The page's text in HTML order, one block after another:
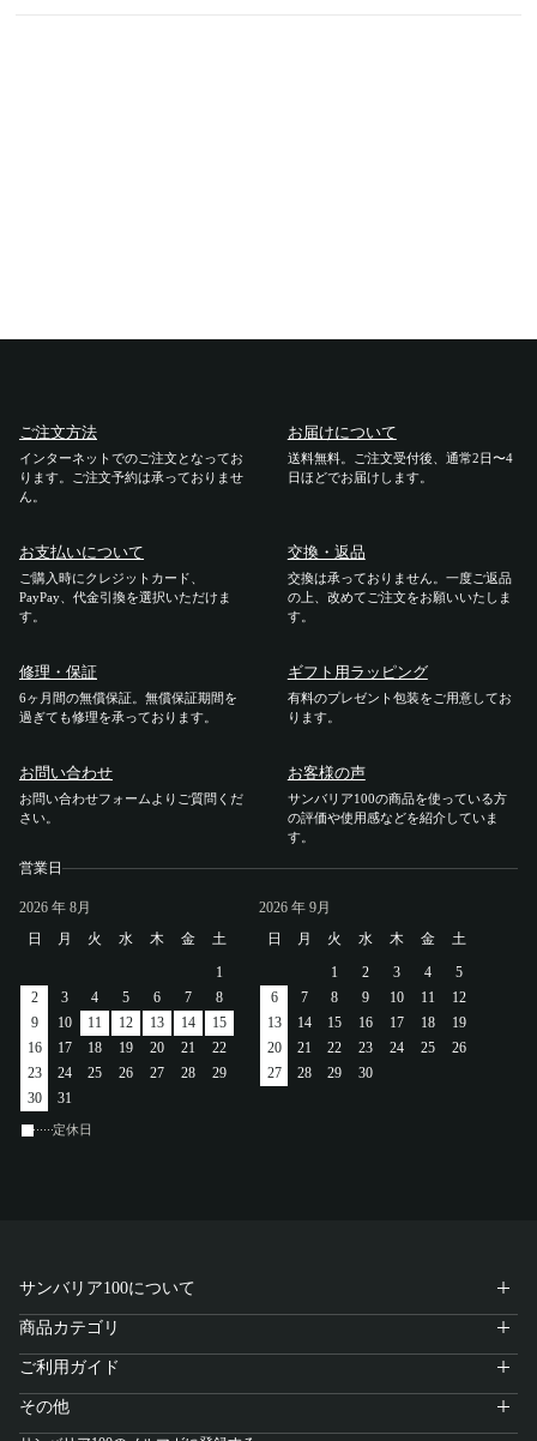
お客様の声
ご注文方法
お届けについて
お支払いについて
交換・返品
修理 ・保証
ギフト用ラッピング
ログイン / 新規登録
特定商取引法に基づく表示
会社概要
ご注文方法
インターネットでのご注文となってお
ります。ご注文予約は承っておりませ
ん。
お届けについて
送料無料。ご注文受付後、通常2日〜4
日ほどでお届けします。
お支払いについて
ご購入時にクレジットカード、
PayPay、代金引換を選択いただけま
す。
交換・返品
交換は承っておりません。一度ご返品
の上、改めてご注文をお願いいたしま
す。
修理・保証
6ヶ月間の無償保証。無償保証期間を
過ぎても修理を承っております。
ギフト用ラッピング
有料のプレゼント包装をご用意してお
ります。
お問い合わせ
お問い合わせフォームよりご質問くだ
さい。
お客様の声
サンバリア100の商品を使っている方
の評価や使用感などを紹介していま
す。
営業日
2026 年 8月
日
月 火 水 木 金
土
1
2
3 4 5 6 7
8
9
10 11 12 13 14
15
16
17 18 19 20 21
22
23
24 25 26 27 28
29
30
31
2026 年 9月
日
月 火 水 木 金
土
1
2 3 4
5
6
7 8 9 10 11
12
13
14 15 16 17 18
19
20
21 22 23 24 25
26
27
28 29 30
定休日
サンバリア100について
商品カテゴリ
ご利用ガイド
その他